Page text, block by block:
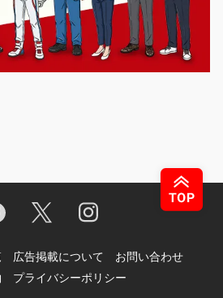
広告掲載について
お問い合わせ
プライバシーポリシー